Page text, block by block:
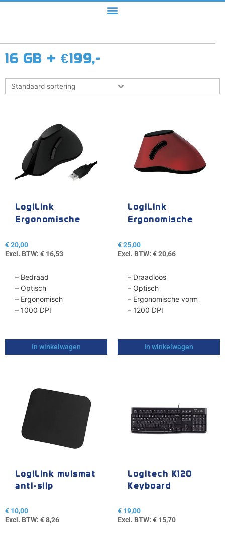
16 GB + €199,-
LogiLink
Ergonomische
€20,00
Excl. BTW: € 16,53
– Bedraad
– Optisch
– Ergonomisch
– 1000 DPI
In winkelwagen
LogiLink
Ergonomische
€25,00
Excl. BTW: €20,66
– Draadloos
– Optisch
– Ergonomische vorm
– 1200 DPI
In winkelwagen
LogiLink muismat
anti-slip
€ 10,00
Excl. BTW: €8,26
Logitech K120
Keyboard
€ 19,00
Excl. BTW: € 15,70